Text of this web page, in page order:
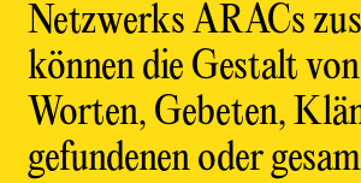
Netzwerks ARACs
können die Gestalt
Worten, Gebeten,
gefundenen oder